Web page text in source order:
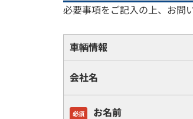
必要事項をご記入の上、お問
車輌情報
会社名
必須 お名前